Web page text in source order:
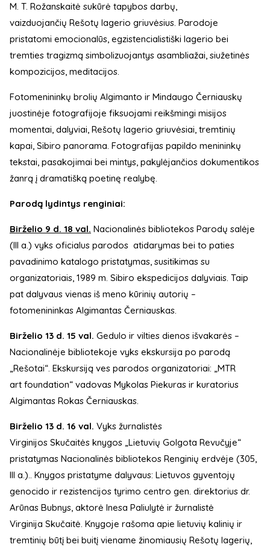
M. T. Rožanskaitė sukūrė tapybos darbų,
vaizduojančių Rešotų lagerio griuvėsius. Parodoje
pristatomi emocionalūs, egzistencialistiški lagerio bei
tremties tragizmą simbolizuojantys asambliažai, siužetinės
kompozicijos, meditacijos.
Fotomenininkų brolių Algimanto ir Mindaugo Černiauskų
juostinėje fotografijoje fiksuojami reikšmingi misijos
momentai, dalyviai, Rešotų lagerio griuvėsiai, tremtinių
kapai, Sibiro panorama. Fotografijas papildo menininkų
tekstai, pasakojimai bei mintys, pakylėjančios dokumentikos
žanrą į dramatišką poetinę realybę.
Parodą lydintys renginiai:
Birželio 9 d. 18 val. Nacionalinės bibliotekos Parodų salėje
(III a.) vyks oficialus parodos atidarymas bei to paties
pavadinimo katalogo pristatymas, susitikimas su
organizatoriais, 1989 m. Sibiro ekspedicijos dalyviais. Taip
pat dalyvaus vienas iš meno kūrinių autorių –
fotomenininkas Algimantas Černiauskas.
Birželio 13 d. 15 val. Gedulo ir vilties dienos išvakarės –
Nacionalinėje bibliotekoje vyks ekskursija po parodą
„Rešotai“. Ekskursiją ves parodos organizatoriai: „MTR
art foundation“ vadovas Mykolas Piekuras ir kuratorius
Algimantas Rokas Černiauskas.
Birželio 13 d. 16 val. Vyks žurnalistės
Virginijos Skučaitės knygos „Lietuvių Golgota Revučyje“
pristatymas Nacionalinės bibliotekos Renginių erdvėje (305,
III a.).. Knygos pristatyme dalyvaus: Lietuvos gyventojų
genocido ir rezistencijos tyrimo centro gen. direktorius dr.
Arūnas Bubnys, aktorė Inesa Paliulytė ir žurnalistė
Virginija Skučaitė. Knygoje rašoma apie lietuvių kalinių ir
tremtinių būtį bei buitį viename žinomiausių Rešotų lagerių,